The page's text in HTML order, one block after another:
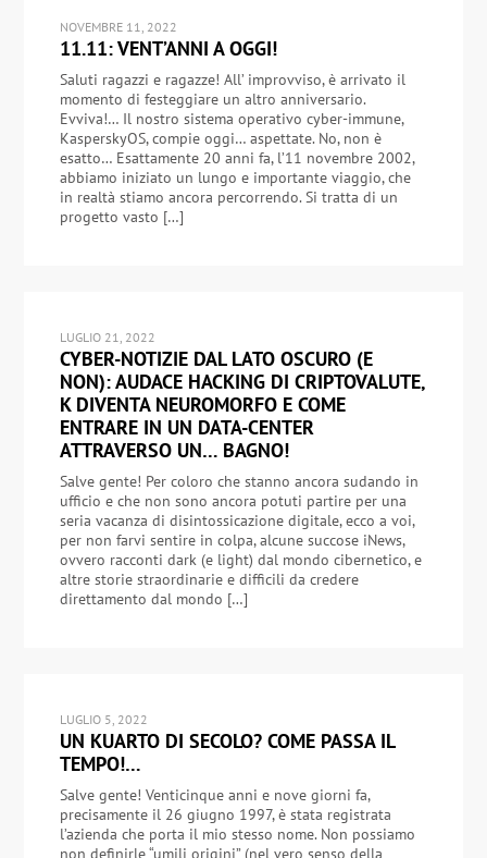
NOVEMBRE 11, 2022
11.11: VENT’ANNI A OGGI!
Saluti ragazzi e ragazze! All’ improvviso, è arrivato il
momento di festeggiare un altro anniversario.
Evviva!… Il nostro sistema operativo cyber-immune,
KasperskyOS, compie oggi… aspettate. No, non è
esatto… Esattamente 20 anni fa, l’11 novembre 2002,
abbiamo iniziato un lungo e importante viaggio, che
in realtà stiamo ancora percorrendo. Si tratta di un
progetto vasto […]
LUGLIO 21, 2022
CYBER-NOTIZIE DAL LATO OSCURO (E
NON): AUDACE HACKING DI CRIPTOVALUTE,
K DIVENTA NEUROMORFO E COME
ENTRARE IN UN DATA-CENTER
ATTRAVERSO UN… BAGNO!
Salve gente! Per coloro che stanno ancora sudando in
ufficio e che non sono ancora potuti partire per una
seria vacanza di disintossicazione digitale, ecco a voi,
per non farvi sentire in colpa, alcune succose iNews,
ovvero racconti dark (e light) dal mondo cibernetico, e
altre storie straordinarie e difficili da credere
direttamento dal mondo […]
LUGLIO 5, 2022
UN KUARTO DI SECOLO? COME PASSA IL
TEMPO!…
Salve gente! Venticinque anni e nove giorni fa,
precisamente il 26 giugno 1997, è stata registrata
l’azienda che porta il mio stesso nome. Non possiamo
non definirle “umili origini” (nel vero senso della